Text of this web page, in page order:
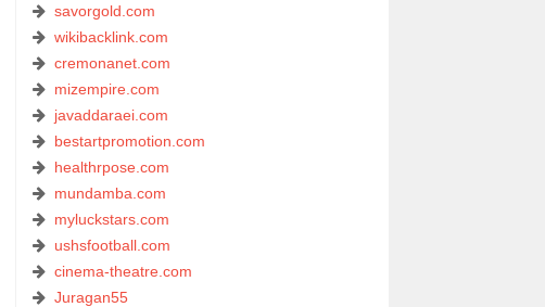
savorgold.com
wikibacklink.com
cremonanet.com
mizempire.com
javaddaraei.com
bestartpromotion.com
healthrpose.com
mundamba.com
myluckstars.com
ushsfootball.com
cinema-theatre.com
Juragan55